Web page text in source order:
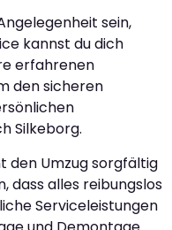
sein,
kannst du dich
erfahrenen
den sicheren
Silkeborg.
den Umzug sorgfältig
dass alles reibungslos
Serviceleistungen